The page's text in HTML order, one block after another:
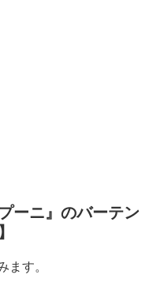
ーニ』のバーテン
す。